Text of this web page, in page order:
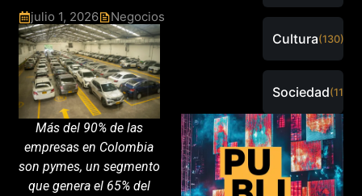
julio 1, 2026 Negocios
Más del 90% de las
empresas en Colombia
son pymes, un segmento
que genera el 65% del
Cultura(130)
Sociedad(115)